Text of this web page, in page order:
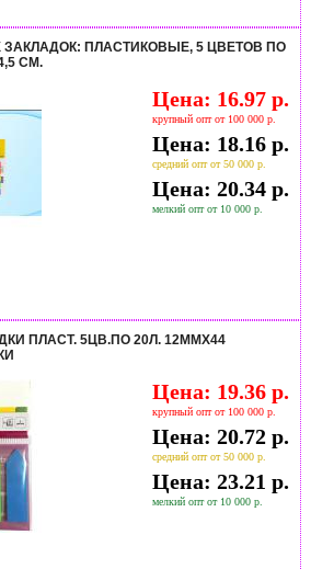
ЗАКЛАДОК: ПЛАСТИКОВЫЕ, 5 ЦВЕТОВ ПО
СМ.
Цена: 16.97 р.
крупный опт от 100 000 р.
Цена: 18.16 р.
средний опт от 50 000 р.
Цена: 20.34 р.
мелкий опт от 10 000 р.
ПЛАСТ. 5ЦВ.ПО 20Л. 12ММХ44
Цена: 19.36 р.
крупный опт от 100 000 р.
Цена: 20.72 р.
средний опт от 50 000 р.
Цена: 23.21 р.
мелкий опт от 10 000 р.